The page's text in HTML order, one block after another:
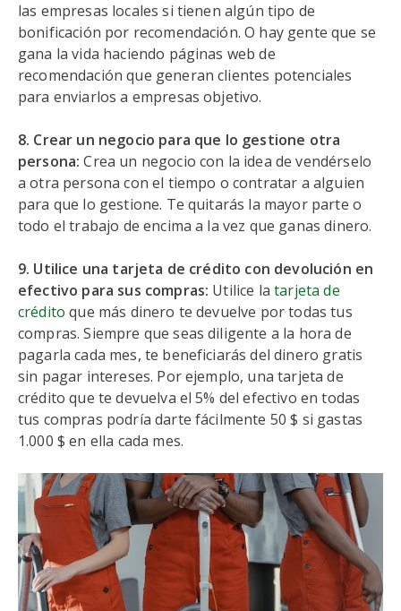
las empresas locales si tienen algún tipo de
bonificación por recomendación. O hay gente que se
gana la vida haciendo páginas web de
recomendación que generan clientes potenciales
para enviarlos a empresas objetivo.
8. Crear un negocio para que lo gestione otra
persona: Crea un negocio con la idea de vendérselo
a otra persona con el tiempo o contratar a alguien
para que lo gestione. Te quitarás la mayor parte o
todo el trabajo de encima a la vez que ganas dinero.
9. Utilice una tarjeta de crédito con devolución en
efectivo para sus compras: Utilice latarjeta de
crédito que más dinero te devuelve por todas tus
compras. Siempre que seas diligente a la hora de
pagarla cada mes, te beneficiarás del dinero gratis
sin pagar intereses. Por ejemplo, una tarjeta de
crédito que te devuelva el 5% del efectivo en todas
tus compras podría darte fácilmente 50 $ si gastas
1.000 $ en ella cada mes.